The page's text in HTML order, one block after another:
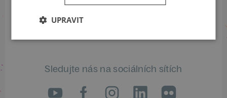
ODEBÍRAT NEWSLETTER
Sledujte nás na sociálních sítích
LinkedIn
flickr
UPRAVIT